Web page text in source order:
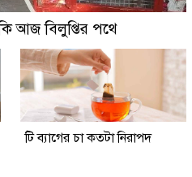
আজ বিলুপ্তির পথে
টি ব্যাগের চা কতটা নিরাপদ